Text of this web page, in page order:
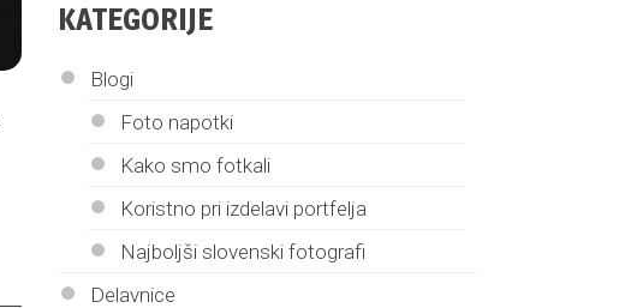
KATEGORIJE
Blogi
Foto napotki
Kako smo fotkali
Koristno pri izdelavi portfelja
Najboljši slovenski fotografi
Delavnice